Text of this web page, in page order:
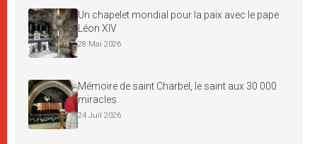
Un chapelet mondial pour la paix avec le pape
Léon XIV
28 Mai 2026
Mémoire de saint Charbel, le saint aux 30 000
miracles
24 Juil 2026